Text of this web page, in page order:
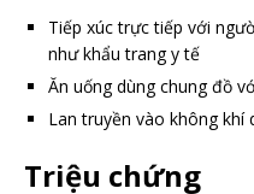
Tiếp xúc trực tiếp với
như khẩu trang y tế
Ăn uống dùng chung đồ
Lan truyền vào không khí
Triệu chứng